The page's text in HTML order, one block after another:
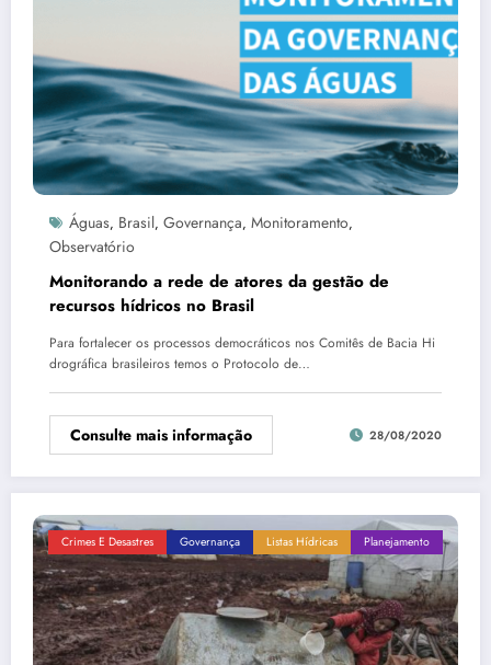
Águas, Brasil, Governança, Monitoramento,
Observatório
Monitorando a rede de atores da gestão de
recursos hídricos no Brasil
Para fortalecer os processos democráticos nos Comitês de Bacia Hi
drográfica brasileiros temos o Protocolo de…
Consulte mais informação 28/08/2020
Crimes E Desastres Governança Listas Hídricas Planejamento